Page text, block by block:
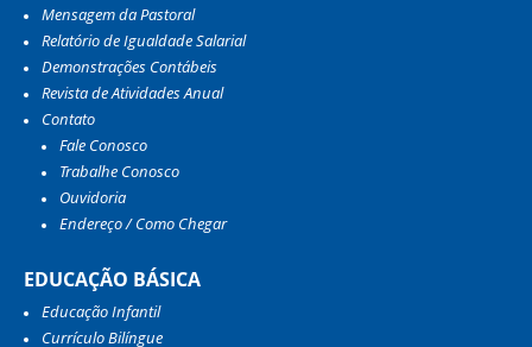
Mensagem da Pastoral
Relatório de Igualdade Salarial
Demonstrações Contábeis
Revista de Atividades Anual
Contato
Fale Conosco
Trabalhe Conosco
Ouvidoria
Endereço / Como Chegar
EDUCAÇÃO BÁSICA
Educação Infantil
Currículo Bilíngue